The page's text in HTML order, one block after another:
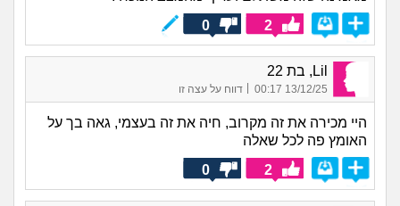
2
0
Lil, בת 22
13/12/25 00:17
| דווח על עצה זו
היי מכירה את זה מקרוב, חיה את זה בעצמי, גאה בך על
האומץ פה לכל שאלה
2
0